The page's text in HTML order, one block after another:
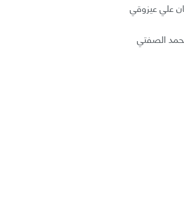
علي عيزوقي
الصفتي